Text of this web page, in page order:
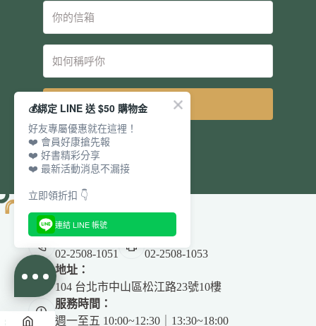
立即訂閱
電話：
02-2508-1051
傳真：
02-2508-1053
地址：
104 台北市中山區松江路23號10樓
服務時間：
週一至五 10:00~12:30｜13:30~18:00
💰綁定 LINE 送 $50 購物金
好友專屬優惠就在這裡！
❤️ 會員好康搶先報
❤️ 好書精彩分享
❤️ 最新活動消息不漏接
立即領折扣 👇
連結 LINE 帳號